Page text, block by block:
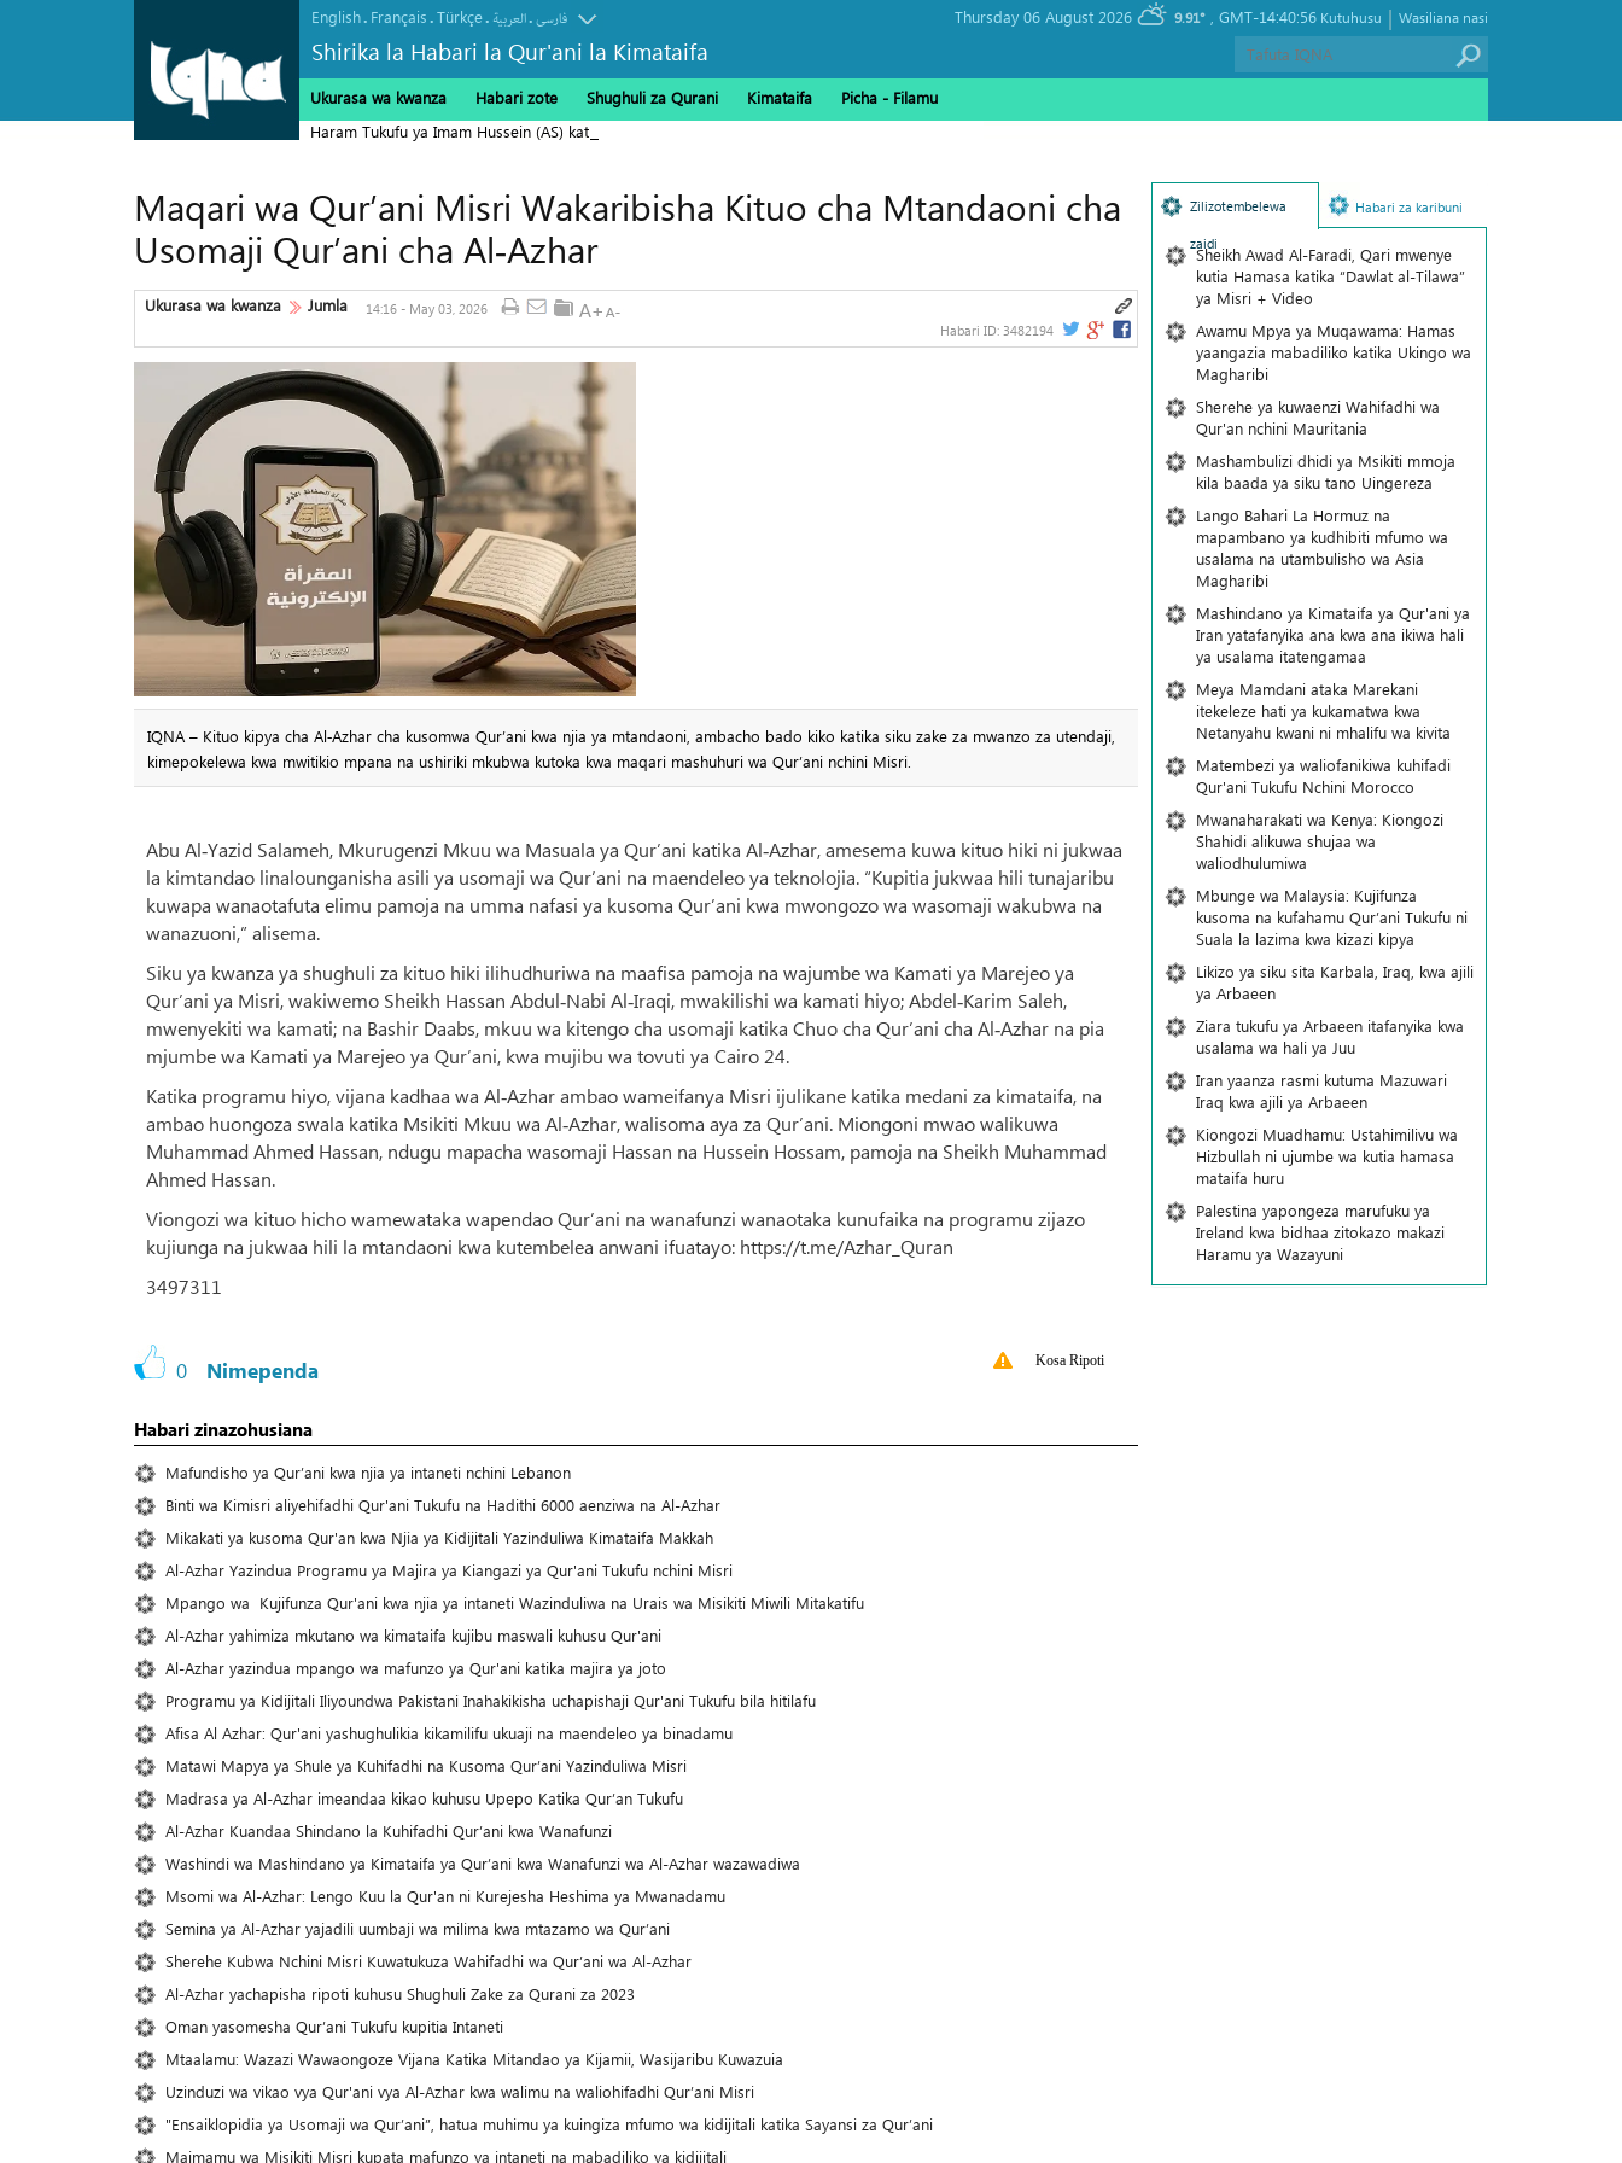
English. Français.Türkçe. العربیة.فارسی
Shirika la Habari la Qur'ani la Kimataifa
GMT-14:40:56
9.91° Wasiliana nasi
|
Kutuhusu
Ukurasa wa kwanza Habari zote Shughuli za Qurani Kimataifa
Picha‎ - Filamu‎
Haram Tukufu ya Imam Hussein (AS) katika Siku ya Arbaeen
Maqari wa Qur’ani Misri Wakaribisha Kituo cha Mtandaoni cha
Usomaji Qur’ani cha Al‑Azhar
Ukurasa wa kwanza Jumla
14:16 - May 03, 2026
Habari ID: 3482194
IQNA – Kituo kipya cha Al‑Azhar cha kusomwa Qur’ani kwa njia ya mtandaoni, ambacho bado kiko katika siku zake za mwanzo za utendaji,
kimepokelewa kwa mwitikio mpana na ushiriki mkubwa kutoka kwa maqari mashuhuri wa Qur’ani nchini Misri.
Abu Al‑Yazid Salameh, Mkurugenzi Mkuu wa Masuala ya Qur’ani katika Al‑Azhar, amesema kuwa kituo hiki ni jukwaa
la kimtandao linalounganisha asili ya usomaji wa Qur’ani na maendeleo ya teknolojia. “Kupitia jukwaa hili tunajaribu
kuwapa wanaotafuta elimu pamoja na umma nafasi ya kusoma Qur’ani kwa mwongozo wa wasomaji wakubwa na
wanazuoni,” alisema.
Siku ya kwanza ya shughuli za kituo hiki ilihudhuriwa na maafisa pamoja na wajumbe wa Kamati ya Marejeo ya
Qur’ani ya Misri, wakiwemo Sheikh Hassan Abdul‑Nabi Al‑Iraqi, mwakilishi wa kamati hiyo; Abdel‑Karim Saleh,
mwenyekiti wa kamati; na Bashir Daabs, mkuu wa kitengo cha usomaji katika Chuo cha Qur’ani cha Al‑Azhar na pia
mjumbe wa Kamati ya Marejeo ya Qur’ani, kwa mujibu wa tovuti ya Cairo 24.
Katika programu hiyo, vijana kadhaa wa Al‑Azhar ambao wameifanya Misri ijulikane katika medani za kimataifa, na
ambao huongoza swala katika Msikiti Mkuu wa Al‑Azhar, walisoma aya za Qur’ani. Miongoni mwao walikuwa
Muhammad Ahmed Hassan, ndugu mapacha wasomaji Hassan na Hussein Hossam, pamoja na Sheikh Muhammad
Ahmed Hassan.
Viongozi wa kituo hicho wamewataka wapendao Qur’ani na wanafunzi wanaotaka kunufaika na programu zijazo
kujiunga na jukwaa hili la mtandaoni kwa kutembelea anwani ifuatayo: https://t.me/Azhar_Quran
3497311
0 Nimependa Kosa Ripoti
Habari zinazohusiana
Mafundisho ya Qur’ani kwa njia ya intaneti nchini Lebanon
Binti wa Kimisri aliyehifadhi Qur'ani Tukufu na Hadithi 6000 aenziwa na Al-Azhar
Mikakati ya kusoma Qur'an kwa Njia ya Kidijitali Yazinduliwa Kimataifa Makkah
Al-Azhar Yazindua Programu ya Majira ya Kiangazi ya Qur'ani Tukufu nchini Misri
Mpango wa Kujifunza Qur'ani kwa njia ya intaneti Wazinduliwa na Urais wa Misikiti Miwili Mitakatifu
Al-Azhar yahimiza mkutano wa kimataifa kujibu maswali kuhusu Qur'ani
Al-Azhar yazindua mpango wa mafunzo ya Qur'ani katika majira ya joto
Programu ya Kidijitali Iliyoundwa Pakistani Inahakikisha uchapishaji Qur'ani Tukufu bila hitilafu
Afisa Al Azhar: Qur'ani yashughulikia kikamilifu ukuaji na maendeleo ya binadamu
Matawi Mapya ya Shule ya Kuhifadhi na Kusoma Qur’ani Yazinduliwa Misri
Madrasa ya Al-Azhar imeandaa kikao kuhusu Upepo Katika Qur’an Tukufu
Al-Azhar Kuandaa Shindano la Kuhifadhi Qur’ani kwa Wanafunzi
Washindi wa Mashindano ya Kimataifa ya Qur’ani kwa Wanafunzi wa Al-Azhar wazawadiwa
Msomi wa Al-Azhar: Lengo Kuu la Qur'an ni Kurejesha Heshima ya Mwanadamu
Semina ya Al-Azhar yajadili uumbaji wa milima kwa mtazamo wa Qur’ani
Sherehe Kubwa Nchini Misri Kuwatukuza Wahifadhi wa Qur’ani wa Al-Azhar
Al-Azhar yachapisha ripoti kuhusu Shughuli Zake za Qurani za 2023
Oman yasomesha Qur’ani Tukufu kupitia Intaneti
Mtaalamu: Wazazi Wawaongoze Vijana Katika Mitandao ya Kijamii, Wasijaribu Kuwazuia
Uzinduzi wa vikao vya Qur'ani vya Al-Azhar kwa walimu na waliohifadhi Qur’ani Misri
"Ensaiklopidia ya Usomaji wa Qur’ani”, hatua muhimu ya kuingiza mfumo wa kidijitali katika Sayansi za Qur’ani
Maimamu wa Misikiti Misri kupata mafunzo ya intaneti na mabadiliko ya kidijitali
Zilizotembelewa
zaidi
Habari za karibuni
Sheikh Awad Al-Faradi, Qari mwenye
kutia Hamasa katika “Dawlat al-Tilawa”
ya Misri + Video
Awamu Mpya ya Muqawama: Hamas
yaangazia mabadiliko katika Ukingo wa
Magharibi
Sherehe ya kuwaenzi Wahifadhi wa
Qur'an nchini Mauritania
Mashambulizi dhidi ya Msikiti mmoja
kila baada ya siku tano Uingereza
Lango Bahari La Hormuz na
mapambano ya kudhibiti mfumo wa
usalama na utambulisho wa Asia
Magharibi
Mashindano ya Kimataifa ya Qur'ani ya
Iran yatafanyika ana kwa ana ikiwa hali
ya usalama itatengamaa
Meya Mamdani ataka Marekani
itekeleze hati ya kukamatwa kwa
Netanyahu kwani ni mhalifu wa kivita
Matembezi ya waliofanikiwa kuhifadi
Qur'ani Tukufu Nchini Morocco
Mwanaharakati wa Kenya: Kiongozi
Shahidi alikuwa shujaa wa
waliodhulumiwa
Mbunge wa Malaysia: Kujifunza
kusoma na kufahamu Qur’ani Tukufu ni
Suala la lazima kwa kizazi kipya
Likizo ya siku sita Karbala, Iraq, kwa ajili
ya Arbaeen
Ziara tukufu ya Arbaeen itafanyika kwa
usalama wa hali ya Juu
Iran yaanza rasmi kutuma Mazuwari
Iraq kwa ajili ya Arbaeen
Kiongozi Muadhamu: Ustahimilivu wa
Hizbullah ni ujumbe wa kutia hamasa
mataifa huru
Palestina yapongeza marufuku ya
Ireland kwa bidhaa zitokazo makazi
Haramu ya Wazayuni